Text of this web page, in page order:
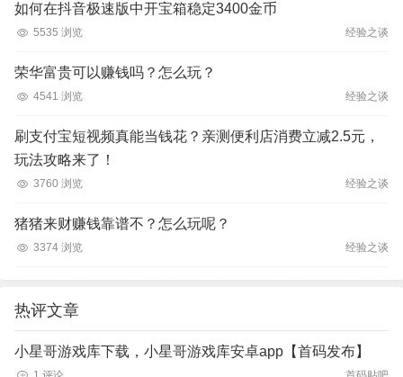
如何在抖音极速版中开宝箱稳定3400金币
5535 浏览 经验之谈
荣华富贵可以赚钱吗？怎么玩？
4541 浏览 经验之谈
刷支付宝短视频真能当钱花？亲测便利店消费立减2.5元，
玩法攻略来了！
3760 浏览 经验之谈
猪猪来财赚钱靠谱不？怎么玩呢？
3374 浏览 经验之谈
热评文章
小星哥游戏库下载，小星哥游戏库安卓app【首码发布】